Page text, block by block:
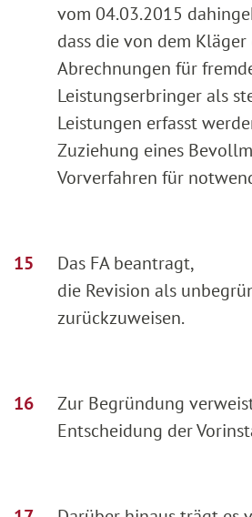
vom 04.03.2015
dass die von dem
Abrechnungen für
Leistungserbringer als
Leistungen erfasst
Zuziehung eines
Vorverfahren für
Das FA beantragt,
die Revision als
zurückzuweisen.
Zur Begründung
Entscheidung der